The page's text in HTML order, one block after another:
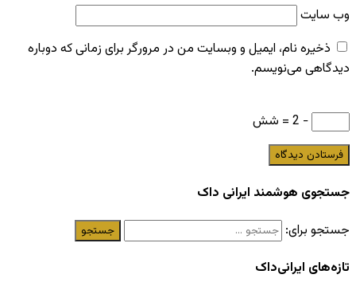
وب‌ سایت
ذخیره نام، ایمیل و وبسایت من در مرورگر برای زمانی که دوباره
دیدگاهی می‌نویسم.
− 2 = شش
جستجوی هوشمند ایرانی داک
جستجو برای:
تازه‌های ایرانی‌داک